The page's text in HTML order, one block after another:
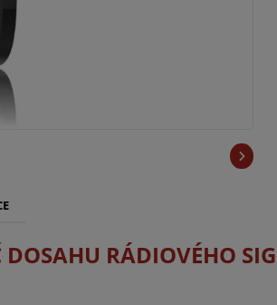
RÁDIOVÉHO